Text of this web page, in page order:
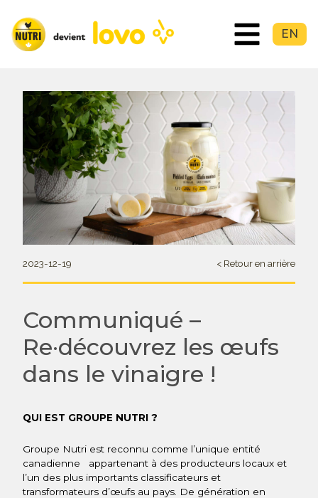
EN
2023-12-19 < Retour en arrière
Communiqué –
Re·découvrez les œufs
dans le vinaigre !
QUI EST GROUPE NUTRI ?
Groupe Nutri est reconnu comme l’unique entité
canadienne appartenant à des producteurs locaux et
l’un des plus importants classificateurs et
transformateurs d’œufs au pays. De génération en